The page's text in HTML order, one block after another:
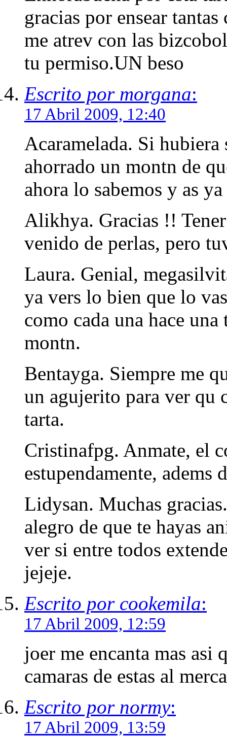
gracias por ensear
me atrev con las
tu permiso.UN beso
Escrito por morgana:
17 Abril 2009, 12:40
Acaramelada. Si hubiera
ahorrado un montn de
ahora lo sabemos y as
Alikhya. Gracias !!
venido de perlas, pero
Laura. Genial,
ya vers lo bien que lo
como cada una hace
montn.
Bentayga. Siempre me
un agujerito para ver qu
tarta.
Cristinafpg. Anmate, el
estupendamente, adems
Lidysan. Muchas
alegro de que te hayas
ver si entre todos
jejeje.
Escrito por cookemila:
17 Abril 2009, 12:59
joer me encanta mas asi
camaras de estas al
Escrito por normy:
17 Abril 2009, 13:59